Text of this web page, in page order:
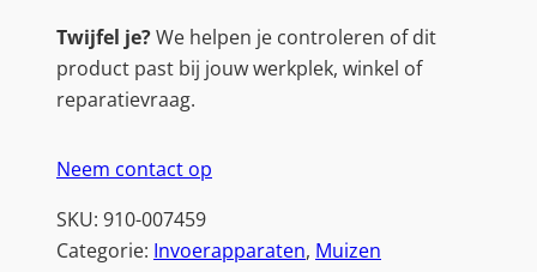
Twijfel je?We helpen je controleren of dit
product past bij jouw werkplek, winkel of
reparatievraag.
Neem contact op
SKU: 910-007459
Categorie: Invoerapparaten, Muizen